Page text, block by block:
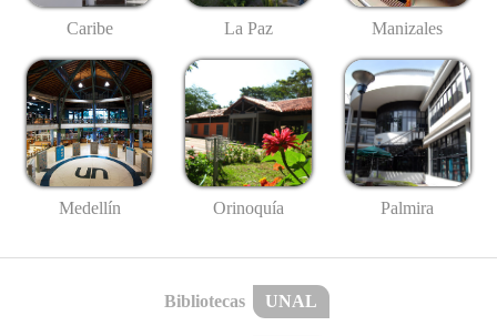
Caribe La Paz Manizales
Medellín Orinoquía Palmira
Bibliotecas UNAL